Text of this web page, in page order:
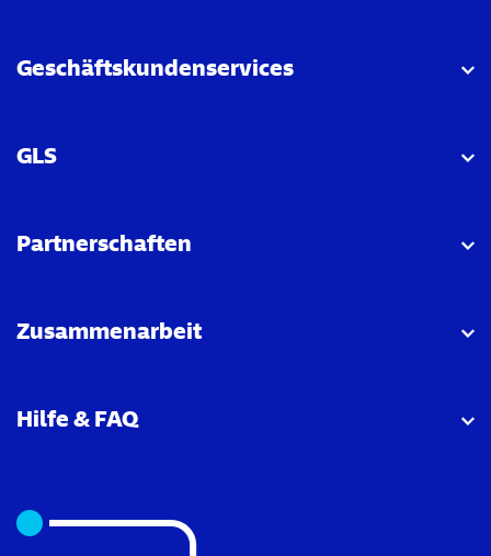
Geschäftskundenservices
GLS
Partnerschaften
Zusammenarbeit
Hilfe & FAQ